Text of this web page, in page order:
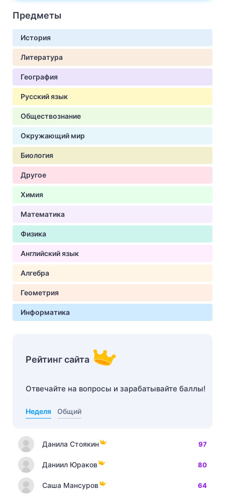
Предметы
История
Литература
География
Русский язык
Обществознание
Окружающий мир
Биология
Другое
Химия
Математика
Физика
Английский язык
Алгебра
Геометрия
Информатика
Рейтинг сайта
Отвечайте на вопросы и зарабатывайте баллы!
Неделя Общий
Данила Стоякин 97
Даниил Юраков 80
Саша Мансуров 64